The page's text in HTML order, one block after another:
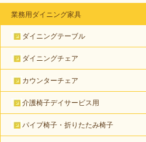
業務用ダイニング家具
ダイニングテーブル
ダイニングチェア
カウンターチェア
介護椅子デイサービス用
パイプ椅子・折りたたみ椅子